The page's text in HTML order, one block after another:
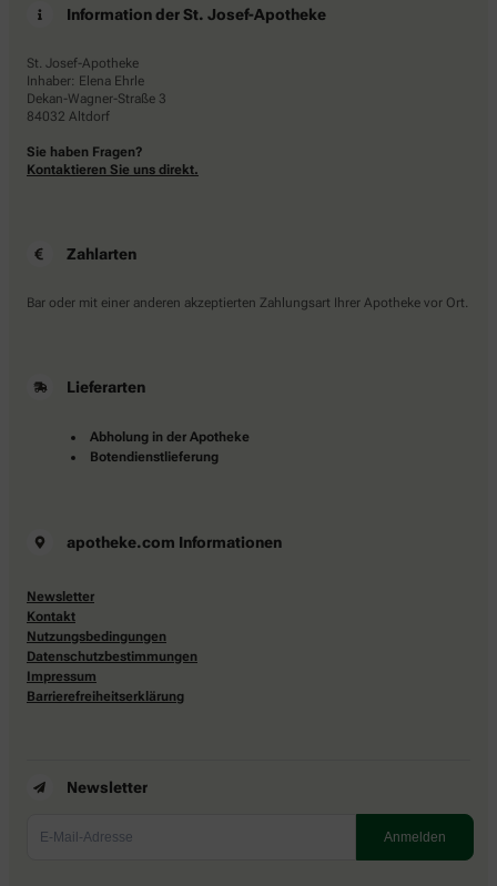
Information der St. Josef-Apotheke
St. Josef-Apotheke
Inhaber: Elena Ehrle
Dekan-Wagner-Straße 3
84032 Altdorf
Sie haben Fragen?
Kontaktieren Sie uns direkt.
Zahlarten
Bar oder mit einer anderen akzeptierten Zahlungsart Ihrer Apotheke vor Ort.
Lieferarten
Abholung in der Apotheke
Botendienstlieferung
apotheke.com Informationen
Newsletter
Kontakt
Nutzungsbedingungen
Datenschutzbestimmungen
Impressum
Barrierefreiheitserklärung
Newsletter